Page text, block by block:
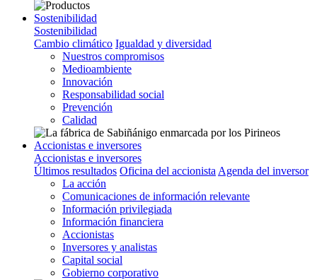
Sostenibilidad
Sostenibilidad
Cambio climático Igualdad y diversidad
Nuestros compromisos
Medioambiente
Innovación
Responsabilidad social
Prevención
Calidad
Accionistas e inversores
Accionistas e inversores
Últimos resultados Oficina del accionista Agenda del inversor
La acción
Comunicaciones de información relevante
Información privilegiada
Información financiera
Accionistas
Inversores y analistas
Capital social
Gobierno corporativo